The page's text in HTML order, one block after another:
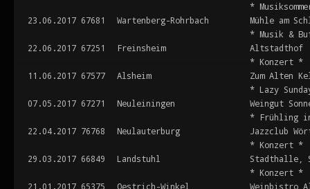
*
23.06.2017 67681 Wartenberg-Rohrbach
Mühle am
* Musik &
22.06.2017 67251 Freinsheim
Altstadthof
* Konzert *
11.06.2017 67577 Alsheim
Zum Alten
* Lazy
07.05.2017 67271 Neuleiningen
Weingut
* Frühling
22.04.2017 76768 Neulauterburg
Jazzclub
* Konzert *
29.03.2017 66849 Landstuhl
Stadthalle,
* Konzert *
21.01.2017 65375 Oestrich-Winkel
Weinbistro